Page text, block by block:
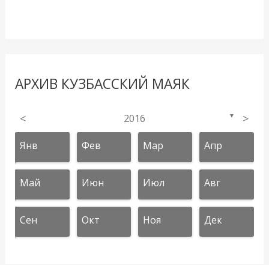
АРХИВ КУЗБАССКИЙ МАЯК
< 2016 ▼ >
Янв Фев Мар Апр
Май Июн Июл Авг
Сен Окт Ноя Дек